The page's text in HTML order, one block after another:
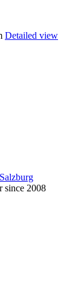
Detailed view
since 2008